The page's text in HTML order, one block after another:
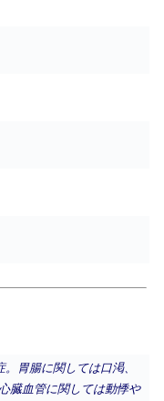
胃腸に関しては口渇、
臓血管に関しては動悸や